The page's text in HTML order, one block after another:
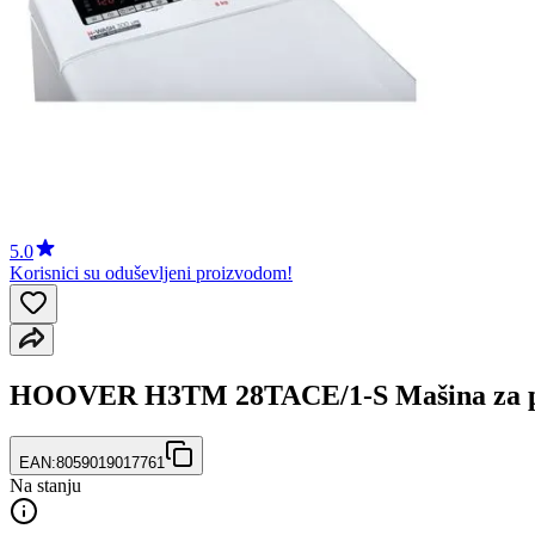
5.0
Korisnici su oduševljeni proizvodom!
HOOVER H3TM 28TACE/1-S Mašina za
EAN:8059019017761
Na stanju